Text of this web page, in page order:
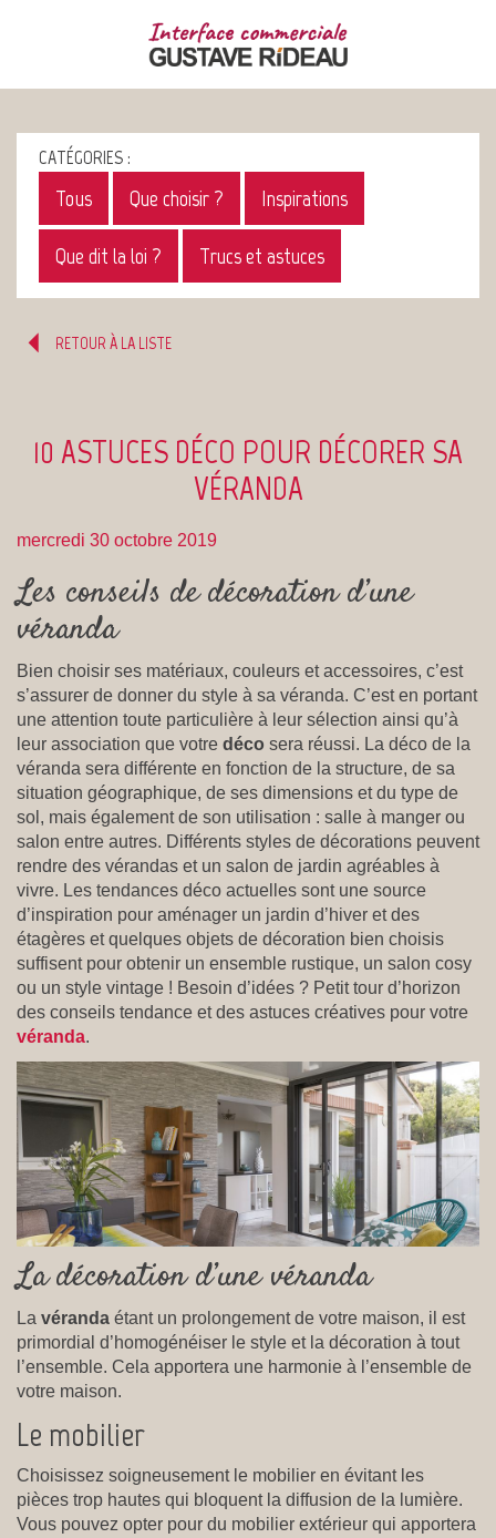
CATÉGORIES :
Tous Que choisir ? Inspirations
Que dit la loi ? Trucs et astuces
RETOUR À LA LISTE
10 ASTUCES DÉCO POUR DÉCORER SA
VÉRANDA
mercredi 30 octobre 2019
Les conseils de décoration d’une
véranda
Bien choisir ses matériaux, couleurs et accessoires, c’est
s’assurer de donner du style à sa véranda. C’est en portant
une attention toute particulière à leur sélection ainsi qu’à
leur association que votre déco sera réussi. La déco de la
véranda sera différente en fonction de la structure, de sa
situation géographique, de ses dimensions et du type de
sol, mais également de son utilisation : salle à manger ou
salon entre autres. Différents styles de décorations peuvent
rendre des vérandas et un salon de jardin agréables à
vivre. Les tendances déco actuelles sont une source
d’inspiration pour aménager un jardin d’hiver et des
étagères et quelques objets de décoration bien choisis
suffisent pour obtenir un ensemble rustique, un salon cosy
ou un style vintage ! Besoin d’idées ? Petit tour d’horizon
des conseils tendance et des astuces créatives pour votre
véranda.
La décoration d’une véranda
La véranda étant un prolongement de votre maison, il est
primordial d’homogénéiser le style et la décoration à tout
l’ensemble. Cela apportera une harmonie à l’ensemble de
votre maison.
Le mobilier
Choisissez soigneusement le mobilier en évitant les
pièces trop hautes qui bloquent la diffusion de la lumière.
Vous pouvez opter pour du mobilier extérieur qui apportera